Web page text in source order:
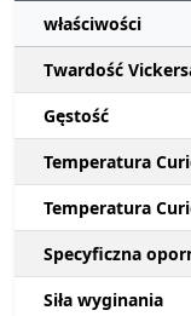
właściwości
Twardość
Gęstość
Temperatura
Temperatura
Specyficzna
Siła wyginania